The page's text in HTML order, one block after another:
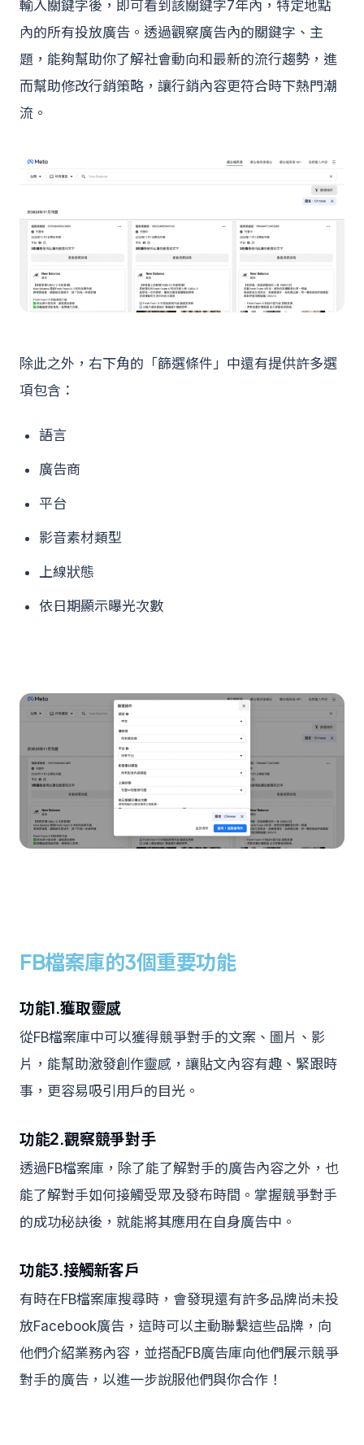
輸入關鍵字後，即可看到該關鍵字7年內，特定地點
內的所有投放廣告。透過觀察廣告內的關鍵字、主
題，能夠幫助你了解社會動向和最新的流行趨勢，進
而幫助修改行銷策略，讓行銷內容更符合時下熱門潮
流。
除此之外，右下角的「篩選條件」中還有提供許多選
項包含：
語言
廣告商
平台
影音素材類型
上線狀態
依日期顯示曝光次數
FB檔案庫的3個重要功能
功能1.獲取靈感
從FB檔案庫中可以獲得競爭對手的文案、圖片、影
片，能幫助激發創作靈感，讓貼文內容有趣、緊跟時
事，更容易吸引用戶的目光。
功能2.觀察競爭對手
透過FB檔案庫，除了能了解對手的廣告內容之外，也
能了解對手如何接觸受眾及發布時間。掌握競爭對手
的成功秘訣後，就能將其應用在自身廣告中。
功能3.接觸新客戶
有時在FB檔案庫搜尋時，會發現還有許多品牌尚未投
放Facebook廣告，這時可以主動聯繫這些品牌，向
他們介紹業務內容，並搭配FB廣告庫向他們展示競爭
對手的廣告，以進一步說服他們與你合作！